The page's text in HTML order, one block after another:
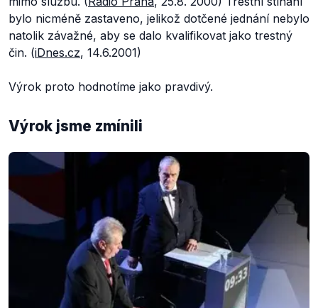
bylo nicméně zastaveno, jelikož dotčené jednání nebylo
natolik závažné, aby se dalo kvalifikovat jako trestný
čin. (iDnes.cz, 14.6.2001)
Výrok proto hodnotíme jako pravdivý.
Výrok jsme zmínili